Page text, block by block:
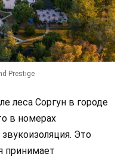
Prestige
леса Соргун в городе
в номерах
Это
принимает